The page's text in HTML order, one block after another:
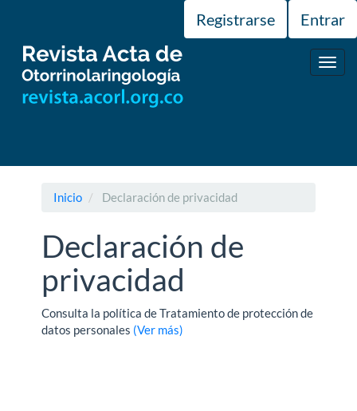
principal
Barra
lateral
Registrarse Entrar
Inicio Declaración de privacidad
Declaración de
privacidad
Consulta la política de Tratamiento de protección de
datos personales (Ver más)